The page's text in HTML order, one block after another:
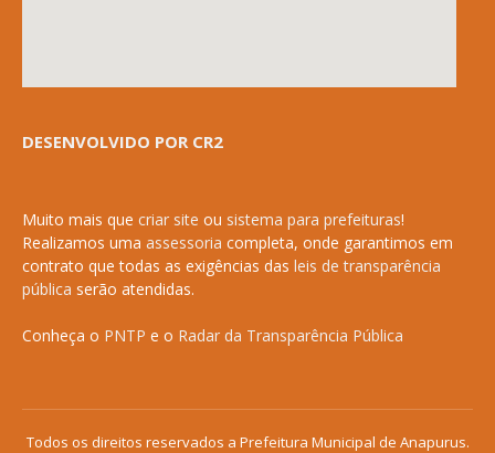
DESENVOLVIDO POR CR2
Muito mais que criar site ou sistema para prefeituras!
Realizamos uma assessoria completa, onde garantimos em
contrato que todas as exigências das leis de transparência
pública serão atendidas.
Conheça o PNTP e o Radar da Transparência Pública
Todos os direitos reservados a Prefeitura Municipal de Anapurus.